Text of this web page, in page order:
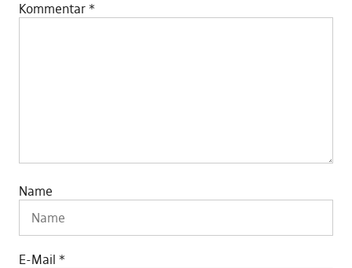
Kommentar *
Name
E-Mail *